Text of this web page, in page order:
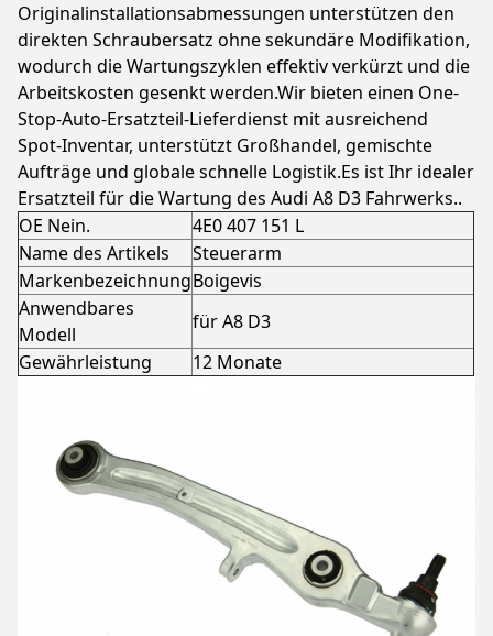
Originalinstallationsabmessungen unterstützen den
direkten Schraubersatz ohne sekundäre Modifikation,
wodurch die Wartungszyklen effektiv verkürzt und die
Arbeitskosten gesenkt werden.Wir bieten einen One-
Stop-Auto-Ersatzteil-Lieferdienst mit ausreichend
Spot-Inventar, unterstützt Großhandel, gemischte
Aufträge und globale schnelle Logistik.Es ist Ihr idealer
Ersatzteil für die Wartung des Audi A8 D3 Fahrwerks..
OE Nein.
4E0 407 151 L
Name des Artikels
Steuerarm
MarkenbezeichnungBoigevis
Anwendbares
Modell
für A8 D3
Gewährleistung
12 Monate